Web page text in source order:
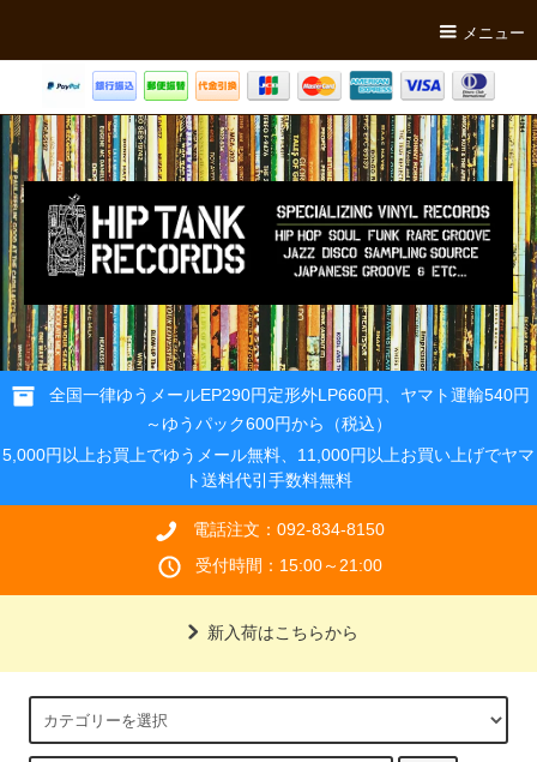
メニュー
全国一律ゆうメールEP290円定形外LP660円、ヤマト運輸540円
～ゆうパック600円から（税込）
5,000円以上お買上でゆうメール無料、11,000円以上お買い上げでヤマ
ト送料代引手数料無料
電話注文：092-834-8150
受付時間：15:00～21:00
新入荷はこちらから